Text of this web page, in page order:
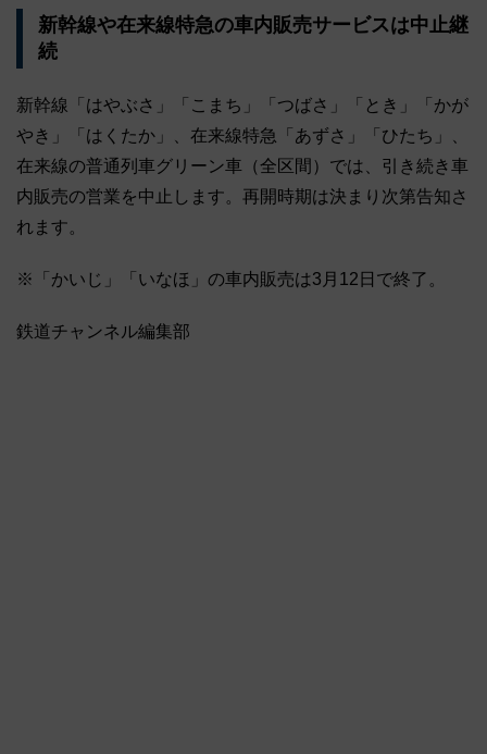
新幹線や在来線特急の車内販売サービスは中止継
続
新幹線「はやぶさ」「こまち」「つばさ」「とき」「かが
やき」「はくたか」、在来線特急「あずさ」「ひたち」、
在来線の普通列車グリーン車（全区間）では、引き続き車
内販売の営業を中止します。再開時期は決まり次第告知さ
れます。
※「かいじ」「いなほ」の車内販売は3月12日で終了。
鉄道チャンネル編集部